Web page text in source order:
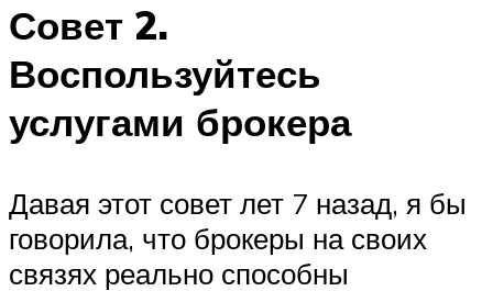
Совет 2.
Воспользуйтесь
услугами брокера
Давая этот совет лет 7 назад, я бы
говорила, что брокеры на своих
связях реально способны